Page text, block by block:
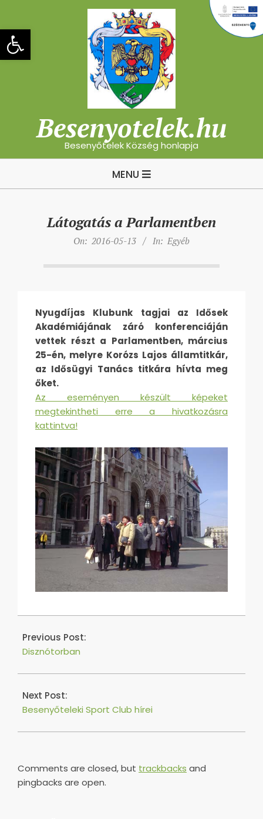
Eszköztár megnyitása
content
Besenyotelek.hu
Besenyőtelek Község honlapja
MENU
Látogatás a Parlamentben
On: 2016-05-13 In: Egyéb
Nyugdíjas Klubunk tagjai az Idősek
Akadémiájának záró konferenciáján
vettek részt a Parlamentben, március
25-én, melyre Korózs Lajos államtitkár,
az Idősügyi Tanács titkára hívta meg
őket.
Az eseményen készült képeket
megtekintheti erre a hivatkozásra
kattintva!
2016-
13
Previous Post:
Disznótorban
Next Post:
Besenyőteleki Sport Club hírei
Comments are closed, but trackbacks and
pingbacks are open.